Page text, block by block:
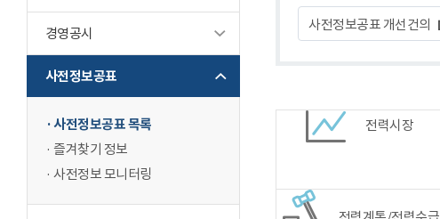
경영공시
사전정보공표
사전정보공표 목록
즐겨찾기 정보
사전정보 모니터링
사전정보공표 개선건의
전력시장